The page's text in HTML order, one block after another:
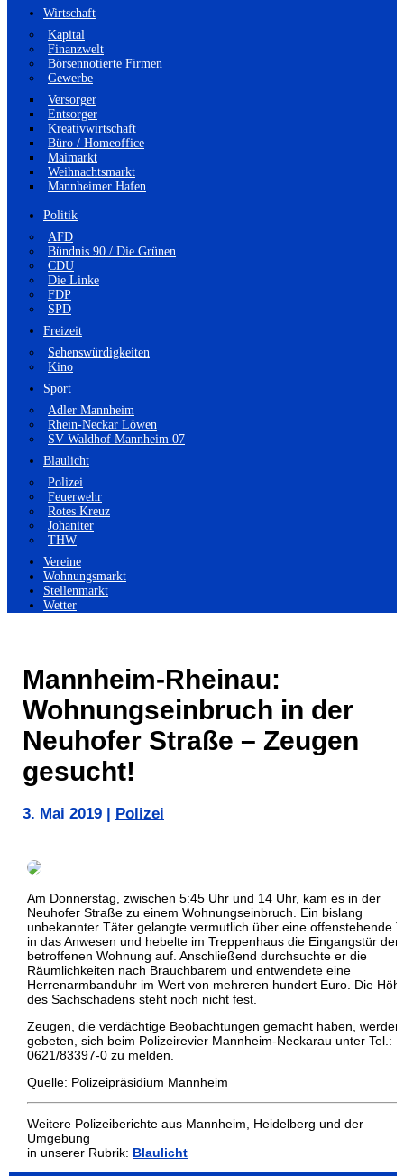
Wirtschaft
Kapital
Finanzwelt
Börsennotierte Firmen
Gewerbe
Versorger
Entsorger
Kreativwirtschaft
Büro / Homeoffice
Maimarkt
Weihnachtsmarkt
Mannheimer Hafen
Politik
AFD
Bündnis 90 / Die Grünen
CDU
Die Linke
FDP
SPD
Freizeit
Sehenswürdigkeiten
Kino
Sport
Adler Mannheim
Rhein-Neckar Löwen
SV Waldhof Mannheim 07
Blaulicht
Polizei
Feuerwehr
Rotes Kreuz
Johaniter
THW
Vereine
Wohnungsmarkt
Stellenmarkt
Wetter
Mannheim-Rheinau:
Wohnungseinbruch in der
Neuhofer Straße – Zeugen
gesucht!
3. Mai 2019 Polizei
Am Donnerstag, zwischen 5:45 Uhr und 14 Uhr, kam es in der
Neuhofer Straße zu einem Wohnungseinbruch. Ein bislang
unbekannter Täter gelangte vermutlich über eine offenstehende
in das Anwesen und hebelte im Treppenhaus die Eingangstür der
betroffenen Wohnung auf. Anschließend durchsuchte er die
Räumlichkeiten nach Brauchbarem und entwendete eine
Herrenarmbanduhr im Wert von mehreren hundert Euro. Die
des Sachschadens steht noch nicht fest.
Zeugen, die verdächtige Beobachtungen gemacht haben, werden
gebeten, sich beim Polizeirevier Mannheim-Neckarau unter Tel.:
0621/83397-0 zu melden.
Quelle: Polizeipräsidium Mannheim
Weitere Polizeiberichte aus Mannheim, Heidelberg und der
Umgebung
in unserer Rubrik: Blaulicht